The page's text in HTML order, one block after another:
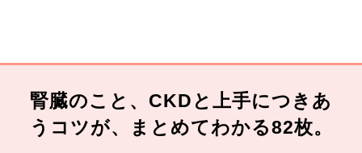
腎臓のこと、CKDと上手につきあ
うコツが、まとめてわかる82枚。